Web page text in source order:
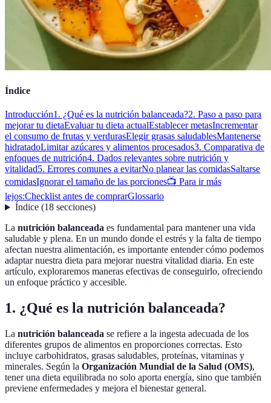
Índice
Introducción1. ¿Qué es la nutrición balanceada?2. Paso a paso para
mejorar tu dietaEvaluar tu dieta actualEstablecer metasIncrementar
el consumo de frutas y verdurasElegir grasas saludablesMantenerse
hidratadoLimitar azúcares y alimentos procesados3. Comparativa de
enfoques de nutrición4. Dados relevantes sobre nutrición y
vitalidad5. Errores comunes a evitarNo planear las comidasSaltarse
comidasIgnorar el tamaño de las porciones📺 Para ir más
lejos:Checklist antes de comprarGlossario
Índice(18 secciones)
La nutrición balanceada es fundamental para mantener una vida
saludable y plena. En un mundo donde el estrés y la falta de tiempo
afectan nuestra alimentación, es importante entender cómo podemos
adaptar nuestra dieta para mejorar nuestra vitalidad diaria. En este
artículo, exploraremos maneras efectivas de conseguirlo, ofreciendo
un enfoque práctico y accesible.
1. ¿Qué es la nutrición balanceada?
La nutrición balanceada se refiere a la ingesta adecuada de los
diferentes grupos de alimentos en proporciones correctas. Esto
incluye carbohidratos, grasas saludables, proteínas, vitaminas y
minerales. Según la Organización Mundial de la Salud (OMS),
tener una dieta equilibrada no solo aporta energía, sino que también
previene enfermedades y mejora el bienestar general.